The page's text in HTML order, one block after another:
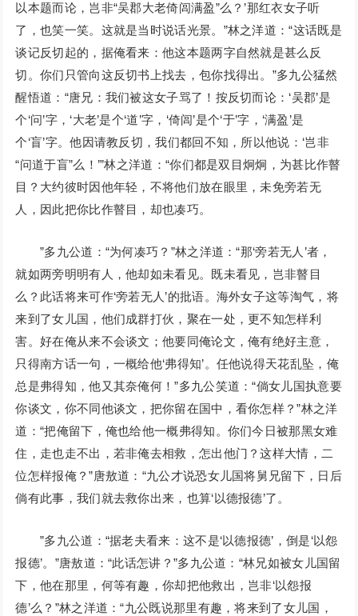
以本题而论，岂非“吴郡大老倚闾满盈”么？’那红衣女子听
了，也笑一笑。这就是当时说话光景。”林之洋道：“这话既是
谈记反切起的，据俺看来：他这本题两字自然就是甚么反
切。你们只管向这反切书上找去，包你找得出。”多九公猛然
醒悟道：“唐兄：我们被这女子骂了！按反切而论：‘吴郡’是
个‘问’字，‘大老’是个‘道’字，‘倚闾’是个‘于’字，‘满盈’是
个‘盲’字。他因请教反切，我们都回不知，所以他说：‘岂非
“问道于盲”么！’”林之洋道：“你们都是双目炯炯，为甚比作瞽
目？大约彼时因他年轻，不将他们放在眼里，未免旁若无
人，因此把你比作瞽目，却也凑巧。
”多九公道：“为何凑巧？”林之洋道：“那‘旁若无人’者，
就如两旁明明有人，他却如未看见。既未看见，岂非瞽目
么？此话将来可作‘旁若无人’的批语。海外女子这等淘气，将
来到了女儿国，他们成群打伙，聚在一处，更不知怎样利
害。好在俺从来不会谈文；他要同俺论文，俺有绝好主意，
只得南方话一句，一概给他‘弗得知’。任他说得天花乱坠，俺
总是弗得知，他又其奈俺何！”多九公笑道：“倘女儿国执意要
你谈文，你不同他谈文，把你留在国中，看你怎样？”林之洋
道：“把俺留下，俺也给他一概弗得知。你们今日被那黑女难
住，走也走不出，若非俺去相救，怎出他门？这样大情，二
位怎样报俺？”唐敖道：“九公才说恐女儿国将舅兄留下，日后
倘有此事，我们就去救你出来，也算‘以德报德’了。
”多九公道：“据老夫看来：这不是‘以德报德’，倒是‘以怨
报德’。”唐敖道：“此话怎讲？”多九公道：“林兄如被女儿国留
下，他在那里，何等有趣，你却把他救出，岂非‘以怨报
德’么？”林之洋道：“九公既说那里有趣，将来到了女儿国，